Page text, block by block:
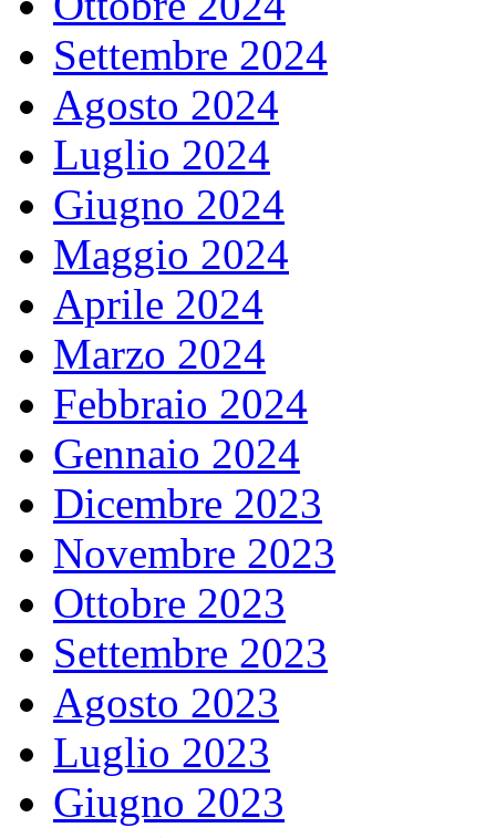
Settembre 2024
Agosto 2024
Luglio 2024
Giugno 2024
Maggio 2024
Aprile 2024
Marzo 2024
Febbraio 2024
Gennaio 2024
Dicembre 2023
Novembre 2023
Ottobre 2023
Settembre 2023
Agosto 2023
Luglio 2023
Giugno 2023